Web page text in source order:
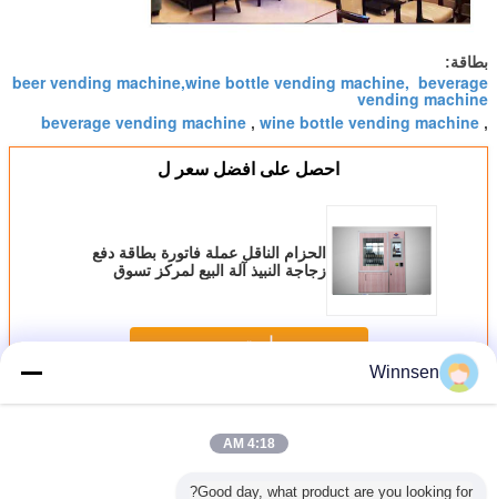
بطاقة:
beer vending machine,wine bottle vending machine, beverage
vending machine
,
wine bottle vending machine
,
beverage vending machine
احصل على افضل سعر ل
الحزام الناقل عملة فاتورة بطاقة دفع
زجاجة النبيذ آلة البيع لمركز تسوق
استمر
أكثرآلة بيع النبيذ
Winnsen
4:18 AM
Good day, what product are you looking for?